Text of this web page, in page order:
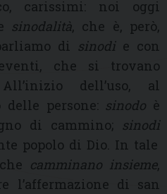
carissimi: noi oggi
sinodalità, che è, però,
di sinodie con
che si trovano
dell’uso, al
persone: sinodo è
di cammino; sinodi
popolo di Dio. In tale
camminano insieme,
l’affermazione di san